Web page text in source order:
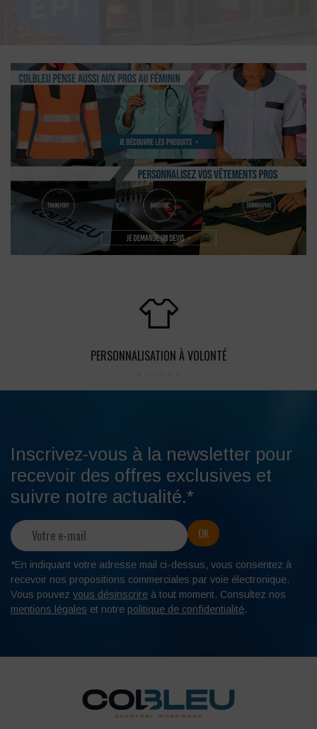
PERSONNALISATION À VOLONTÉ
Inscrivez-vous à la newsletter pour
recevoir des offres exclusives et
suivre notre actualité.*
*En indiquant votre adresse mail ci-dessus, vous consentez à
recevoir nos propositions commerciales par voie électronique.
Vous pouvez vous désinscrire à tout moment. Consultez nos
mentions légales et notre politique de confidentialité.